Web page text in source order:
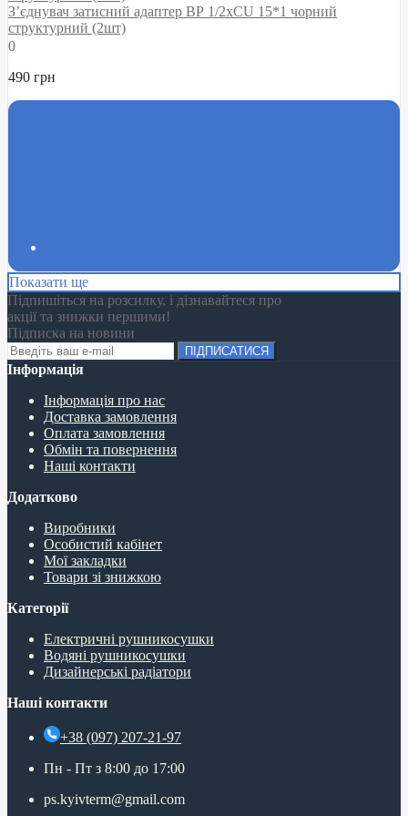
З’єднувач затисний адаптер ВР 1/2хCU 15*1 чорний
структурний (2шт)
0
490 грн
Показати ще
Підпишіться на розсилку, і дізнавайтеся про
акції та знижки першими!
Підписка на новини
ПІДПИСАТИСЯ
Інформація
Інформація про нас
Доставка замовлення
Оплата замовлення
Обмін та повернення
Наші контакти
Додатково
Виробники
Особистий кабінет
Мої закладки
Товари зі знижкою
Категорії
Електричні рушникосушки
Водяні рушникосушки
Дизайнерські радіатори
Наші контакти
+38 (097) 207-21-97
Пн - Пт з 8:00 до 17:00
ps.kyivterm@gmail.com